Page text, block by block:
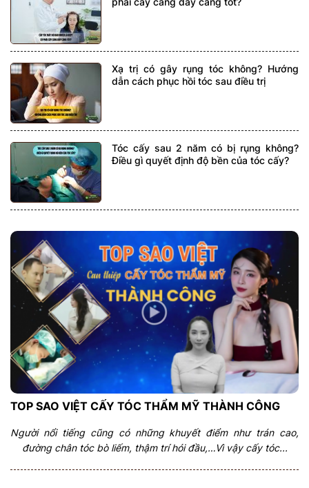
Xạ trị có gây rụng tóc không? Hướng
dẫn cách phục hồi tóc sau điều trị
Tóc cấy sau 2 năm có bị rụng không?
Điều gì quyết định độ bền của tóc cấy?
TOP SAO VIỆT CẤY TÓC THẨM MỸ THÀNH CÔNG
Người nổi tiếng cũng có những khuyết điểm như trán cao,
đường chân tóc bò liếm, thậm trí hói đầu,…Vì vậy cấy tóc...